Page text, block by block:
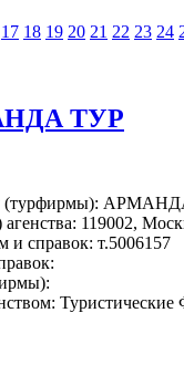
17 18 19 20 21 22 23 24
ТУР
(турфирмы):
119002,
и справок: т.5006157